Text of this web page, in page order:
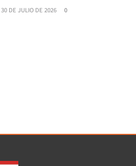
30 DE JULIO DE 2026 0